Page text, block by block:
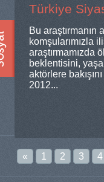
Türkiye
Bu
komşularımızla
araştırmamızda
beklentisini,
aktörlere
2012...
« 1 2 3 4